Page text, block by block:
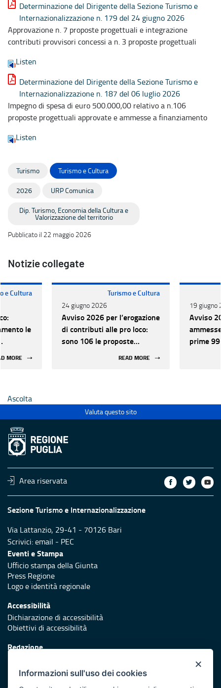
Determinazione del Dirigente della Sezione Turismo e
Internazionalizzazione n. 179 del 24 giugno 2026
Approvazione n. 7 proposte progettuali e integrazione
contributi provvisori concessi a n. 3 proposte progettuali
Listen
Determinazione del Dirigente della Sezione Turismo e
Internazionalizzazione n. 187 del 06 luglio 2026
Impegno di spesa di euro 500.000,00 relativo a n.106
proposte progettuali approvate e ammesse a finanziamento
Listen
Turismo Turismo e Cultura
2026 URP Comunica
Dip. Turismo, Economia della Cultura e
Valorizzazione del territorio
Pubblicato il 22 maggio 2026
Notizie collegate
e Cultura
le
MORE
Turismo e Cultura
24 giugno 2026
Avviso 2026 per l’erogazione
di contributi alle pro loco:
sono 106 le proposte
READ MORE
19 giugno
Avviso
prime
Ascolta
Valuta questo sito
Area riservata
Sezione Turismo e Internazionalizzazione
Via Lattanzio, 29-41 - 70126 Bari
Scrivici:email - PEC
Eventi e Stampa
Ufficio stampa della Giunta
Press Regione
Logo e identità regionale
Accessibilità
Dichiarazione di accessibilità
Obiettivi di accessibilità
Redazione
Protezione civile
×
Informazioni sull'uso dei cookies